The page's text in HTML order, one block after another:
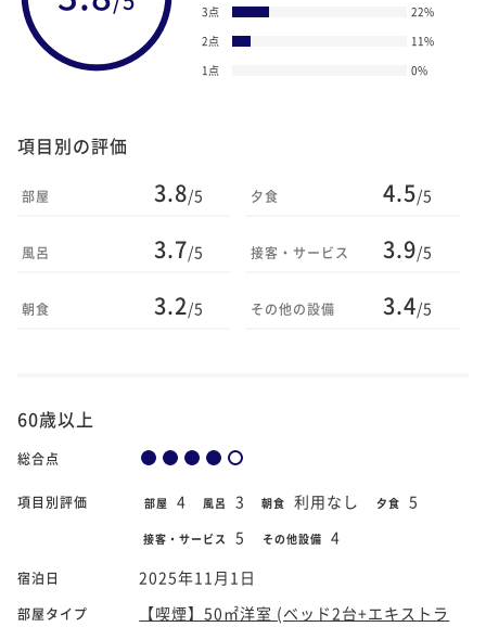
3点
22%
2点
11%
1点
0%
項目別の評価
部屋 3.8/5
風呂 3.7/5
朝食 3.2/5
夕食 4.5/5
接客・サービス 3.9/5
その他の設備 3.4/5
60歳以上
総合点
項目別評価 部屋 4 風呂 3 朝食 利用なし 夕食 5
接客・サービス 5 その他設備 4
宿泊日 2025年11月1日
部屋タイプ
【喫煙】50㎡洋室 (ベッド2台+エキストラ